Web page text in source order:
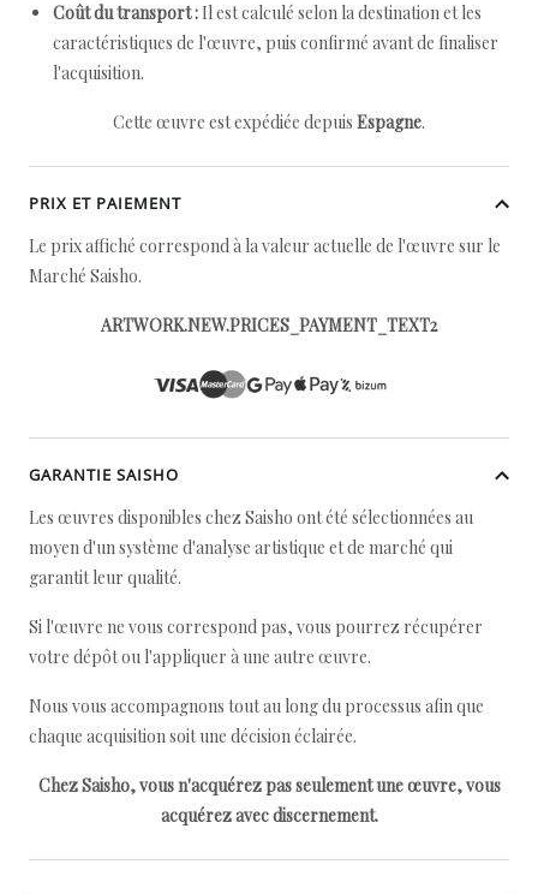
Coût du transport : Il est calculé selon la destination et les
caractéristiques de l'œuvre, puis confirmé avant de finaliser
l'acquisition.
Cette œuvre est expédiée depuis Espagne.
PRIX ET PAIEMENT
Le prix affiché correspond à la valeur actuelle de l'œuvre sur le
Marché Saisho.
ARTWORK.NEW.PRICES_PAYMENT_TEXT2
GARANTIE SAISHO
Les œuvres disponibles chez Saisho ont été sélectionnées au
moyen d'un système d'analyse artistique et de marché qui
garantit leur qualité.
Si l'œuvre ne vous correspond pas, vous pourrez récupérer
votre dépôt ou l'appliquer à une autre œuvre.
Nous vous accompagnons tout au long du processus afin que
chaque acquisition soit une décision éclairée.
Chez Saisho, vous n'acquérez pas seulement une œuvre, vous
acquérez avec discernement.